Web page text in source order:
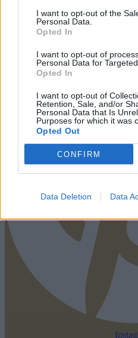
I want to opt-out of the
Personal Data.
Opted In
I want to opt-out of
Personal Data for
Opted In
I want to opt-out of
Retention, Sale, and/or
Personal Data that Is
Purposes for which it was
Opted Out
CONFIRM
Data Deletion Data